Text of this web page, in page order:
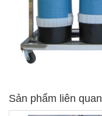
Sản phẩm liên quan